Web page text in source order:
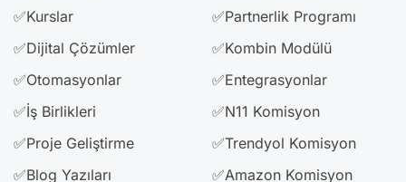
✅Kurslar
✅Dijital Çözümler
✅Otomasyonlar
✅İş Birlikleri
✅Proje Geliştirme
✅Blog Yazıları
✅Partnerlik Programı
✅Kombin Modülü
✅Entegrasyonlar
✅N11 Komisyon
✅Trendyol Komisyon
✅Amazon Komisyon